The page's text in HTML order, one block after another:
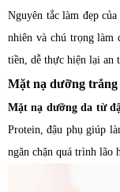
Nguyên tắc làm đẹp
nhiên và chú trọng làm
tiền, dễ thực hiện lại an
Mặt nạ dưỡng
Mặt nạ dưỡng da từ
Protein, đậu phụ giúp
ngăn chặn quá trình lão